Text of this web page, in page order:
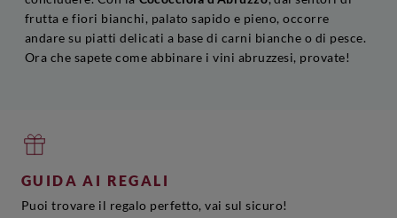
frutta e fiori bianchi, palato sapido e pieno, occorre
andare su piatti delicati a base di carni bianche o di pesce.
Ora che sapete come abbinare i vini abruzzesi, provate!
GUIDA AI REGALI
Puoi trovare il regalo perfetto, vai sul sicuro!